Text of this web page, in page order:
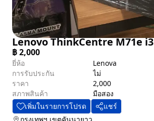
Lenovo ThinkCentre M71e i3
฿2,000
ยี่ห้อ
Lenova
การรับประกัน
ไม่
ราคา
2,000
สภาพสินค้า
มือสอง
เพิ่มในรายการโปรด
แชร์